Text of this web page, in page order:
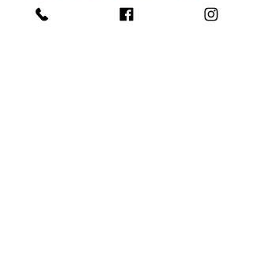
negros, 5 gold y 5 bronce)